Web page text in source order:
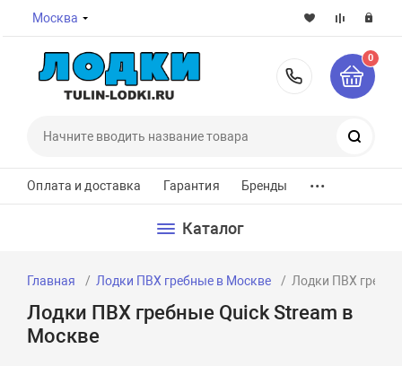
Москва
8-800-
0
Оплата и доставка Гарантия Бренды ...
Каталог
Главная Лодки ПВХ гребные в Москве Лодки ПВХ
Лодки ПВХ гребные Quick Stream в
Москве